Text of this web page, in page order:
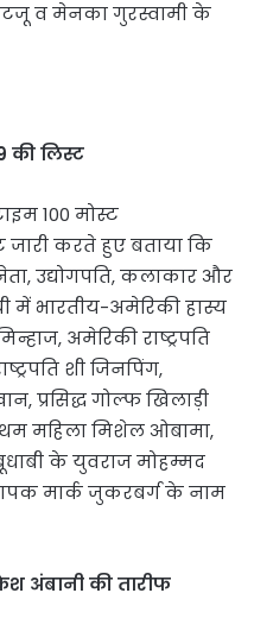
व मेनका गुरस्वामी के
की लिस्ट
100 मोस्ट
करते हुए बताया कि
उद्योगपति, कलाकार और
में भारतीय-अमेरिकी हास्य
अमेरिकी राष्ट्रपति
शी जिनपिंग,
प्रसिद्ध गोल्फ खिलाड़ी
महिला मिशेल ओबामा,
के युवराज मोहम्मद
मार्क जुकरबर्ग के नाम
अंबानी की तारीफ